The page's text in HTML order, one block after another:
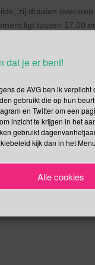
dat je er bent!
de AVG ben ik
gebruikt die op hun
en Twitter om een
inzicht te krijgen in het
gebruikt
kijk dan in het
Alle cookies
zij draaien
ligt tussen 17.00
dat tijdstip niet thuis
uit de buurt en
Enkele tips:
uit het zicht
ze op